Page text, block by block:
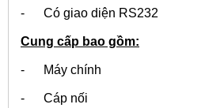
- Có giao diện RS232
Cung cấp bao gồm:
- Máy chính
- Cáp nối